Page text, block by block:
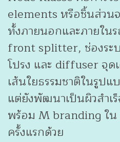
elements หรือชิ้นส่วน
ทั้งภายนอกและภายใน
front splitter, ช่องระ
โปรง และ diffuser จุด
เส้นใยธรรมชาติในรูปแ
แต่ยังพัฒนาเป็นผิวสำ
พร้อม M branding ใ
ครั้งแรกด้วย